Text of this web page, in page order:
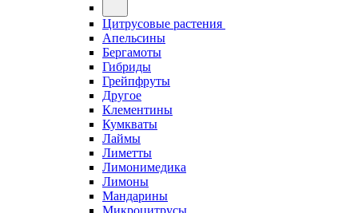
Цитрусовые растения
Апельсины
Бергамоты
Гибриды
Грейпфруты
Другое
Клементины
Кумкваты
Лаймы
Лиметты
Лимонимедика
Лимоны
Мандарины
Микроцитрусы